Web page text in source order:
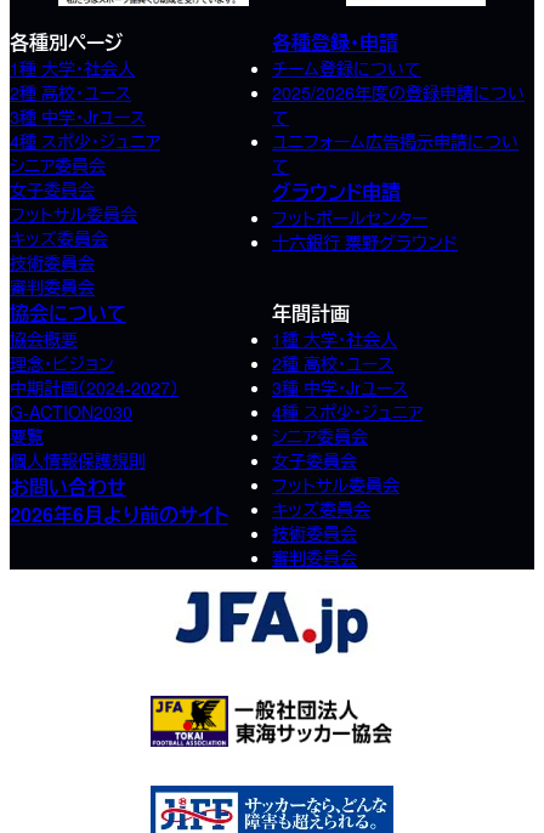
各種別ページ
1種 大学・社会人
2種 高校･ユース
3種 中学･Jrユース
4種 スポ少･ジュニア
シニア委員会
女子委員会
フットサル委員会
キッズ委員会
技術委員会
審判委員会
各種登録・申請
チーム登録について
2025/2026年度の登録申請につい
て
ユニフォーム広告掲示申請につい
て
グラウンド申請
フットボールセンター
十六銀行 粟野グラウンド
協会について
協会概要
理念・ビジョン
中期計画（2024-2027）
G-ACTION2030
要覧
個人情報保護規則
お問い合わせ
2026年6月より前のサイト
年間計画
1種 大学・社会人
2種 高校･ユース
3種 中学･Jrユース
4種 スポ少･ジュニア
シニア委員会
女子委員会
フットサル委員会
キッズ委員会
技術委員会
審判委員会